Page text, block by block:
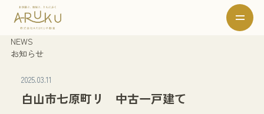
NEWS
お知らせ
2025.03.11
白山市七原町リ 中古一戸建て